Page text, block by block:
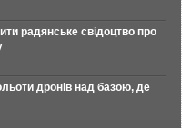
радянське свідоцтво про
дронів над базою, де